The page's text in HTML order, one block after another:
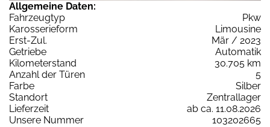
Allgemeine Daten:
Fahrzeugtyp
Pkw
Karosserieform
Limousine
Erst-Zul.
Mär / 2023
Getriebe
Automatik
Kilometerstand
30.705 km
Anzahl der Türen
5
Farbe
Silber
Standort
Zentrallager
Lieferzeit
ab ca. 11.08.2026
Unsere Nummer
103202665